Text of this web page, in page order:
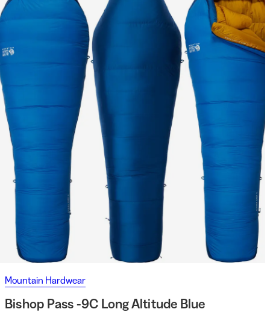
Mountain Hardwear
Bishop Pass -9C Long Altitude Blue